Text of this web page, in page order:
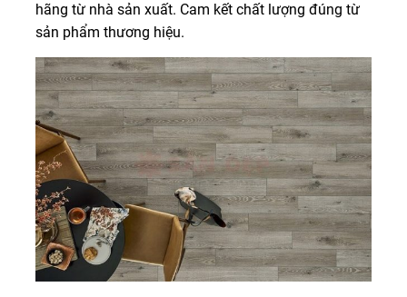
hãng từ nhà sản xuất. Cam kết chất lượng đúng từ
sản phẩm thương hiệu.